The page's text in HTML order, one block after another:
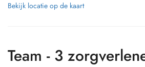
Bekijk locatie op de kaart
Team - 3